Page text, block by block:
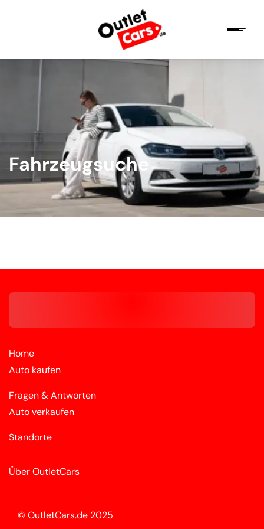
Fahrzeugsuche
Home
Auto kaufen
Fragen & Antworten
Auto verkaufen
Standorte
Über OutletCars
© OutletCars.de 2025